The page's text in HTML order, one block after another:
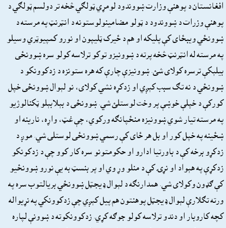
افغانستان د پوهنې وزارت ښووندود لومړي ټولګي څخه تر دولسم ټولګي د
پوهنې وزرات د ښووندود د ټولو مضامينولوستونه د انټرنټ په مرسته د
ښوونځي ويبځاى کې پليکه او هم د ځيرک ټليپون او نورو کمپيوټري وسيلو
په مرسته له انټرنټ څخه پرته د ښوونيزو توکو ترلاسه کولو سره ښوونځى
بيلېکې ترسره کولاى شئ. ښوونيزې چارې که هره ستونزه د زدکوونکو د
ښوونځي د نه تګ سبب کېږي او زدکړه نشي کولاى، نو لېوال ښوونځى خپل
کورکې د خپلې خوښې پر وخت لوستلئ شي. ښوونځى د بېلابېلو ټکنالوژيو
په مرسته تيار شوي ښوونيزه منځپانګه ورکوي، چې غټ، واړه، نارينه او
ښځينه په خپل کور او بل هر ځاى کې رسمي ښوونځى لوستلى شي. موږ د
زدکړو برخه کې د باورتيا ادارو او حکومتونو سره کار کوو چې د زدکونکو
زدکړې په هېواد او نړۍ کې د منلو وړ وي او پر بنسټ به يې نورو ښوونځيو
کې ګډون وکولاى شي. همدارنګه د لېوال ډيجټل ښوونځي بريالتوب سره په
ورته تګلارې لېوال ډيجټل پوهنتون هم پيل کېږي چې زدکوونکي په نړيواله
کچه کاروبار او دندو ترلاسه کولو جوګه کړي. زدکوونکوته د ښوونې لپاره